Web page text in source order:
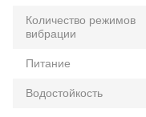
Количество режимов
вибрации
Питание
Водостойкость